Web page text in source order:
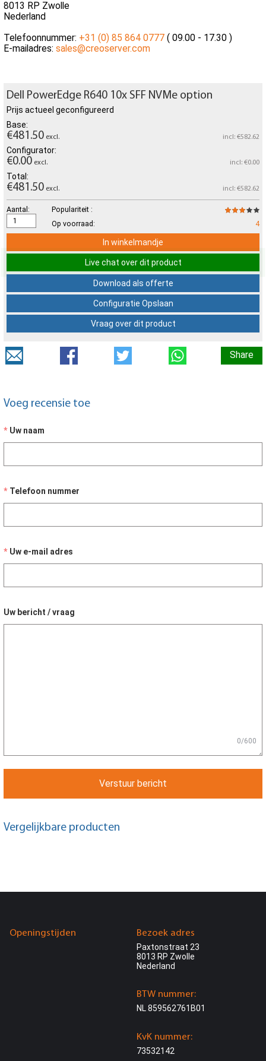
8013 RP Zwolle
Nederland
Telefoonnummer: +31 (0) 85 864 0777 ( 09.00 - 17.30 )
E-mailadres: sales@creoserver.com
Dell PowerEdge R640 10x SFF NVMe option
Prijs actueel geconfigureerd
Base:
€481.50 excl. incl: €582.62
Configurator:
€0.00 excl. incl: €0.00
Total:
€481.50 excl. incl: €582.62
Aantal:
Populariteit :
Op voorraad:
4
In winkelmandje
Live chat over dit product
Download als offerte
Configuratie Opslaan
Vraag over dit product
Share
Voeg recensie toe
Uw naam
Telefoon nummer
Uw e-mail adres
Uw bericht / vraag
0/600
Verstuur bericht
Vergelijkbare producten
Openingstijden Bezoek adres
Paxtonstraat 23
8013 RP Zwolle
Nederland
BTW nummer:
NL 859562761B01
KvK nummer:
73532142